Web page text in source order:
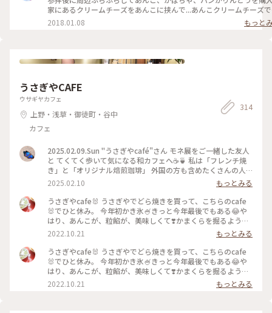
トロ #可愛い #惣菜パン #パン #谷中 #根津 #千駄木 #谷根千 #
家にあるクリームチーズをあんこに挟んで...あんこクリームチーズ
きます🙌🏻💓 #ことりっぷ#パン#コッペパン#パンのある生活#あんこ#
粒あん#クリームチーズ#コーヒー
2018.01.08 もっと
うさぎやCAFE
ウサギヤカフェ
上野・浅草・御徒町・谷中
カフェ
314
2025.02.09.Sun "うさぎやcafé"さん モネ展をご一緒した友人
と てくてく歩いて気になる和カフェへ☕️🍵 私は「フレンチ焼
き」と「オリジナル焙煎珈琲」 外国の方も含めたくさんの人
が歩く日曜の上野… お喋りしながらの甘味はホッとしました
その後は不忍池をぐるりと一周散歩してから 帰路につきまし
た🚃 #うさぎやカフェ #上野 #どら焼き #珈琲 #ぽかぽか
2025.02.10
もっとみる
うさぎやcafe🐰 うさぎやでどら焼きを買って、こちらのcafe
🐰でひと休み。 今年初かき氷🍧きっと今年最後でもある😂や
はり、あんこが、粒餡が、美味しくて❣️かまくらを掘るように
食べて下さいって言われて、ワクワク😀はちみつと粒餡がいい
バランスです。 抹茶は練ってから作ります、とのことで、とて
も深ーくて美味しいと友人談😍 お水はハワイのお水とのこと
です🌈 すごく居心地のよいcafeでした。 #秋いろとりどり#My
ことりっぷ#上野#黒門町#うさぎやcafe#うさぎや#あんこ#粒
2022.10.21
もっとみる
うさぎやcafe🐰 うさぎやでどら焼きを買って、こちらのcafe
🐰でひと休み。 今年初かき氷🍧きっと今年最後でもある😂や
はり、あんこが、粒餡が、美味しくて❣️かまくらを掘るように
食べて下さいって言われて、ワクワク😀はちみつと粒餡がいい
バランスです。 抹茶は練ってから作ります、とのことで、とて
2022.10.21 もっとみる